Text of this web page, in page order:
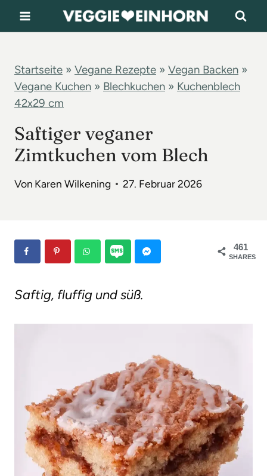
u
Startseite » Vegane Rezepte » Vegan Backen »
Vegane Kuchen » Blechkuchen » Kuchenblech
42x29 cm
Saftiger veganer
Zimtkuchen vom Blech
Von Karen Wilkening 27. Februar 2026
461
SHARES
Saftig, fluffig und süß.